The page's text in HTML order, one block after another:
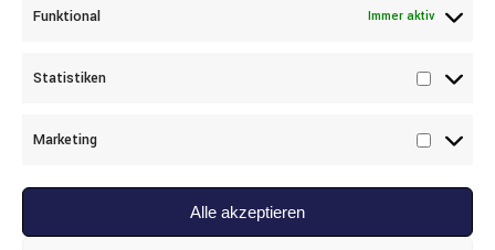
Funktional Immer aktiv
Statistiken
Marketing
Alle akzeptieren
ALLE PRODUKTE